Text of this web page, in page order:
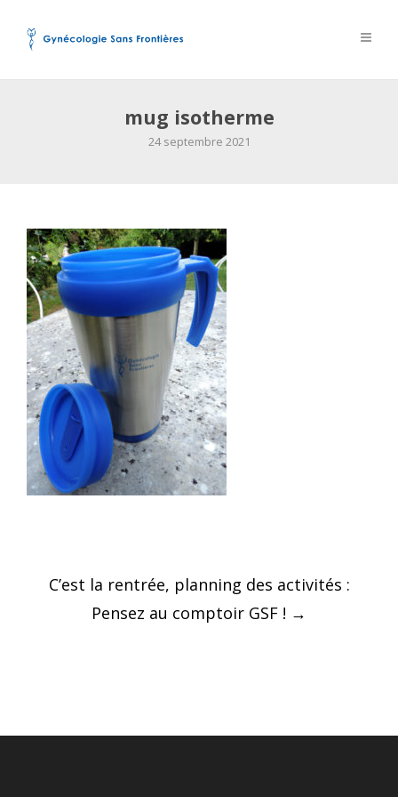
mug isotherme
24 septembre 2021
Post
navigation
C’est la rentrée, planning des activités :
Pensez au comptoir GSF ! →